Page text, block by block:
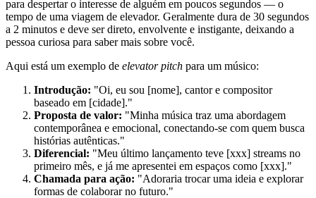
para despertar o interesse de alguém em poucos segundos — o
tempo de uma viagem de elevador. Geralmente dura de 30 segundos
a 2 minutos e deve ser direto, envolvente e instigante, deixando a
pessoa curiosa para saber mais sobre você.
Aqui está um exemplo de elevator pitch para um músico:
Introdução: "Oi, eu sou [nome], cantor e compositor
baseado em [cidade]."
Proposta de valor: "Minha música traz uma abordagem
contemporânea e emocional, conectando-se com quem busca
histórias autênticas."
Diferencial: "Meu último lançamento teve [xxx] streams no
primeiro mês, e já me apresentei em espaços como [xxx]."
Chamada para ação: "Adoraria trocar uma ideia e explorar
formas de colaborar no futuro."